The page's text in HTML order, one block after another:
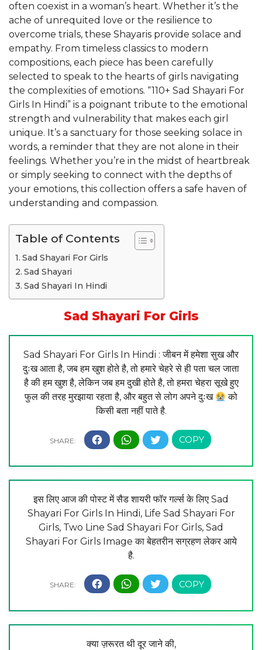
often coexist in a woman’s heart. Whether it’s the
ache of unrequited love or the resilience to
overcome trials, these Shayaris provide solace and
empathy. From timeless classics to modern
compositions, each piece has been carefully
selected to speak to the hearts of girls navigating
the complexities of emotions. “110+ Sad Shayari For
Girls In Hindi” is a poignant tribute to the emotional
strength and vulnerability that makes each girl
unique. It’s a sanctuary for those seeking solace in
words, a reminder that they are not alone in their
feelings. Whether you’re in the midst of heartbreak
or simply seeking to connect with the depths of
your emotions, this collection offers a safe haven of
understanding and compassion.
Table of Contents
Sad Shayari For Girls
Sad Shayari
Sad Shayari In Hindi
Sad Shayari For Girls
Sad Shayari For Girls In Hindi : जीबन में हमेशा सुख और
दुःख आता है, जब हम खुश होते है, तो हमारे चेहरे से ही पता चल जाता
है की हम खुश है, लेकिन जब हम दुखी होते है, तो हमरा चेहरा सूखे हुए
फुल की तरह मुरझाया रहता है, और बहुत से लोग अपने दुःख
को
किसी बता नहीं पाते है.
इस लिए आज की पोस्ट में सैड शायरी फॉर गर्ल्स के लिए Sad
Shayari For Girls In Hindi, Life Sad Shayari For
Girls, Two Line Sad Shayari For Girls, Sad
Shayari For Girls Image का बेहतरीन सग्रहण लेकर आये
है.
क्या ज़रूरत थी दूर जाने की,